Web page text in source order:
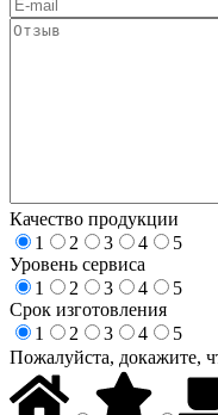
Качество продукции
1
2 3 4
5
Уровень сервиса
1
2 3 4
5
Срок изготовления
1
2 3 4
5
Пожалуйста, докажите,